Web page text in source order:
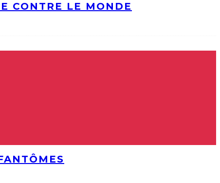
CONTRE LE MONDE